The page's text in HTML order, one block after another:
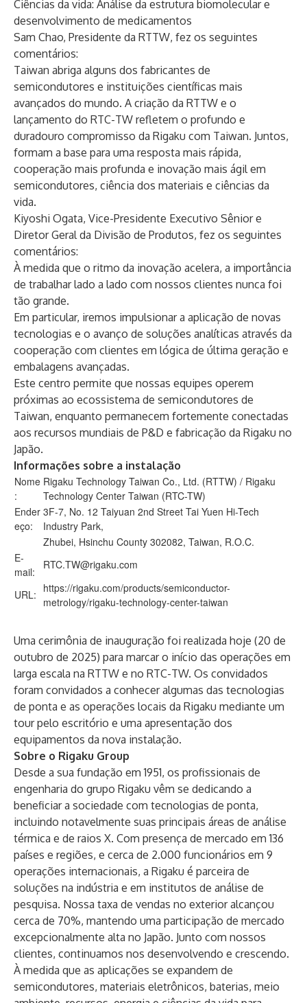
Ciências da vida: Análise da estrutura biomolecular e
desenvolvimento de medicamentos
Sam Chao, Presidente da RTTW, fez os seguintes
comentários:
Taiwan abriga alguns dos fabricantes de
semicondutores e instituições científicas mais
avançados do mundo. A criação da RTTW e o
lançamento do RTC-TW refletem o profundo e
duradouro compromisso da Rigaku com Taiwan. Juntos,
formam a base para uma resposta mais rápida,
cooperação mais profunda e inovação mais ágil em
semicondutores, ciência dos materiais e ciências da
vida.
Kiyoshi Ogata, Vice-Presidente Executivo Sênior e
Diretor Geral da Divisão de Produtos, fez os seguintes
comentários:
À medida que o ritmo da inovação acelera, a importância
de trabalhar lado a lado com nossos clientes nunca foi
tão grande.
Em particular, iremos impulsionar a aplicação de novas
tecnologias e o avanço de soluções analíticas através da
cooperação com clientes em lógica de última geração e
embalagens avançadas.
Este centro permite que nossas equipes operem
próximas ao ecossistema de semicondutores de
Taiwan, enquanto permanecem fortemente conectadas
aos recursos mundiais de P&D e fabricação da Rigaku no
Japão.
Informações sobre a instalação
Nome
:
Rigaku Technology Taiwan Co., Ltd. (RTTW) / Rigaku
Technology Center Taiwan (RTC-TW)
Ender
eço:
3F-7, No. 12 Taiyuan 2nd Street Tai Yuen Hi-Tech
Industry Park,
Zhubei, Hsinchu County 302082, Taiwan, R.O.C.
E-
mail:
RTC.TW@rigaku.com
URL: https://rigaku.com/products/semiconductor-
metrology/rigaku-technology-center-taiwan
Uma cerimônia de inauguração foi realizada hoje (20 de
outubro de 2025) para marcar o início das operações em
larga escala na RTTW e no RTC-TW. Os convidados
foram convidados a conhecer algumas das tecnologias
de ponta e as operações locais da Rigaku mediante um
tour pelo escritório e uma apresentação dos
equipamentos da nova instalação.
Sobre o Rigaku Group
Desde a sua fundação em 1951, os profissionais de
engenharia do grupo Rigaku vêm se dedicando a
beneficiar a sociedade com tecnologias de ponta,
incluindo notavelmente suas principais áreas de análise
térmica e de raios X. Com presença de mercado em 136
países e regiões, e cerca de 2.000 funcionários em 9
operações internacionais, a Rigaku é parceira de
soluções na indústria e em institutos de análise de
pesquisa. Nossa taxa de vendas no exterior alcançou
cerca de 70%, mantendo uma participação de mercado
excepcionalmente alta no Japão. Junto com nossos
clientes, continuamos nos desenvolvendo e crescendo.
À medida que as aplicações se expandem de
semicondutores, materiais eletrônicos, baterias, meio